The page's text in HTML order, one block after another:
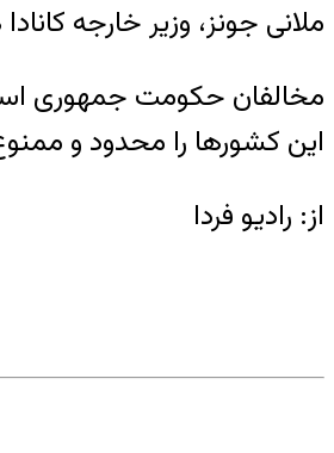
ملانی جونز، وزیر خارجه کانادا هم ۱۷ مرداد اعلام کرد که کانادا تحریم‌های جدیدی را علیه این افراد تحت مقررات ویژه
مخالفان حکومت جمهوری
این کشورها را محدود و
از: رادیو فردا